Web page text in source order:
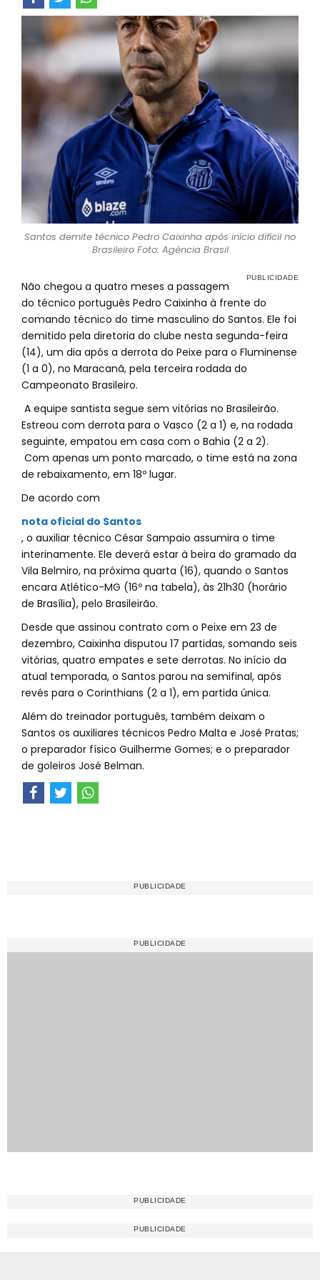
Santos demite técnico Pedro Caixinha após início difícil no
Brasileiro Foto: Agência Brasil
Não chegou a quatro meses a passagem
do técnico português Pedro Caixinha à frente do
comando técnico do time masculino do Santos. Ele foi
demitido pela diretoria do clube nesta segunda-feira
(14), um dia após a derrota do Peixe para o Fluminense
(1 a 0), no Maracanã, pela terceira rodada do
Campeonato Brasileiro.
A equipe santista segue sem vitórias no Brasileirão.
Estreou com derrota para o Vasco (2 a 1) e, na rodada
seguinte, empatou em casa com o Bahia (2 a 2).
Com apenas um ponto marcado, o time está na zona
de rebaixamento, em 18º lugar.
De acordo com
nota oficial do Santos
, o auxiliar técnico César Sampaio assumira o time
interinamente. Ele deverá estar à beira do gramado da
Vila Belmiro, na próxima quarta (16), quando o Santos
encara Atlético-MG (16º na tabela), às 21h30 (horário
de Brasília), pelo Brasileirão.
Desde que assinou contrato com o Peixe em 23 de
dezembro, Caixinha disputou 17 partidas, somando seis
vitórias, quatro empates e sete derrotas. No início da
atual temporada, o Santos parou na semifinal, após
revés para o Corinthians (2 a 1), em partida única.
Além do treinador português, também deixam o
Santos os auxiliares técnicos Pedro Malta e José Pratas;
o preparador físico Guilherme Gomes; e o preparador
de goleiros José Belman.